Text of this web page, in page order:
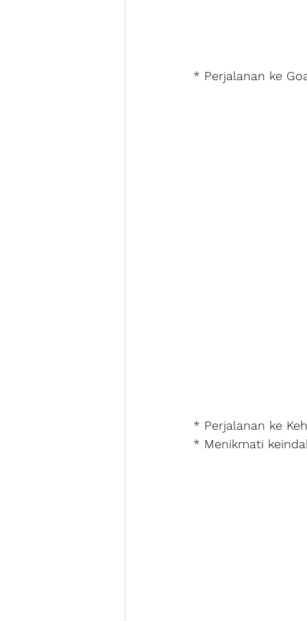
* Perjalanan ke
* Perjalanan ke
* Menikmati